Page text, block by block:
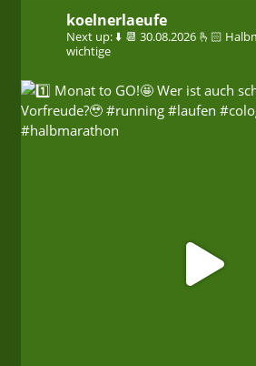
koelnerlaeufe
Next up: ⬇️ 📆 30.08.2026 🫰🏻
wichtige